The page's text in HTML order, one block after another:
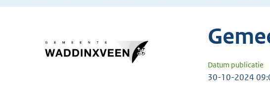
Datum publicatie
30-10-2024